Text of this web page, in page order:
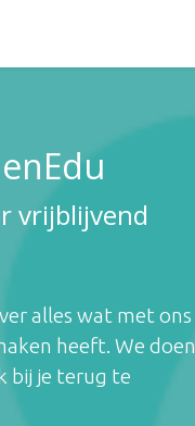
vrijblijvend
alles wat met ons
heeft. We doen
bij je terug te